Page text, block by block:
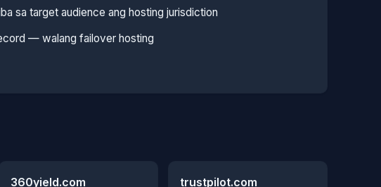
sa target audience ang hosting jurisdiction
— walang failover hosting
360yield.com trustpilot.com